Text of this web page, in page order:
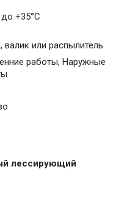
+35°С
валик или распылитель
работы, Наружные
лессирующий